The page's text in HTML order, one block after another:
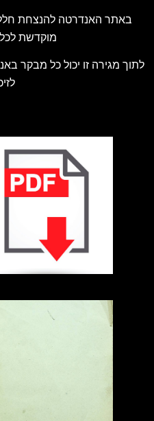
באתר האנדרטה להנצחת
מוקדשת
לתוך מגירה זו יכול כל מבקר